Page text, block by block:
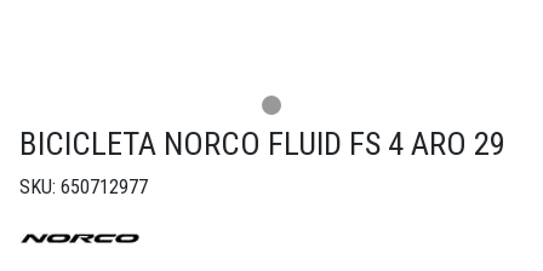
BICICLETA NORCO FLUID FS 4 ARO 29
SKU: 650712977